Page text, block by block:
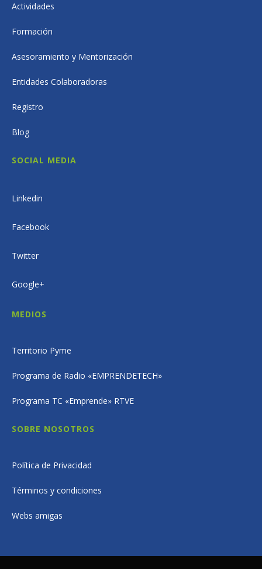
Actividades
Formación
Asesoramiento y Mentorización
Entidades Colaboradoras
Registro
Blog
SOCIAL MEDIA
Linkedin
Facebook
Twitter
Google+
MEDIOS
Territorio Pyme
Programa de Radio «EMPRENDETECH»
Programa TC «Emprende» RTVE
SOBRE NOSOTROS
Política de Privacidad
Términos y condiciones
Webs amigas